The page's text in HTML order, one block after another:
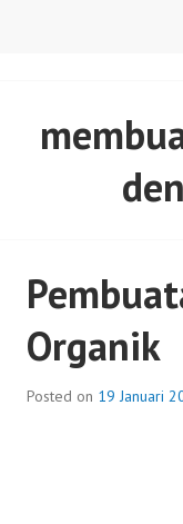
Organik
Posted on 19 Januari